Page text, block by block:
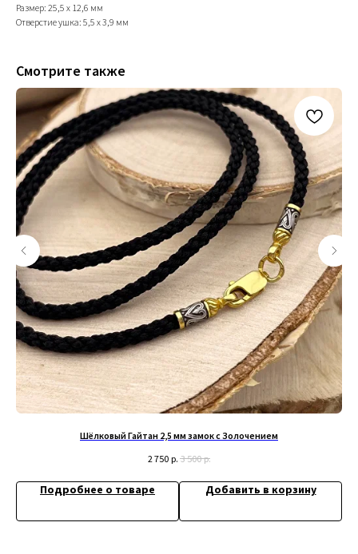
Размер: 25,5 х 12,6 мм
Отверстие ушка: 5,5 х 3,9 мм
Смотрите также
Шёлковый Гайтан 2,5 мм замок с Золочением
2 750 р. 3 500 р.
Подробнее о товаре Добавить в корзину
Информация
Договор оферта
Политика конфиденциальности
Обмен и возврат
Доставка и оплата
ИП Титенков Александр Владимирович
ИНН: 525813293944
ОГРНИП: 319527500128352
адрес: г.Нижний Новгород,
ул. Маслякова д. 12а
+79200098811